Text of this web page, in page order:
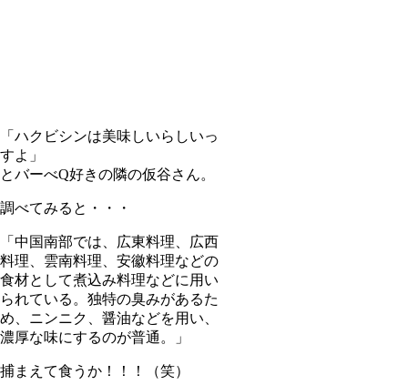
「ハクビシンは美味しいらしいっ
すよ」
とバーべQ好きの隣の仮谷さん。
調べてみると・・・
「中国南部では、広東料理、広西
料理、雲南料理、安徽料理などの
食材として煮込み料理などに用い
られている。独特の臭みがあるた
め、ニンニク、醤油などを用い、
濃厚な味にするのが普通。」
捕まえて食うか！！！（笑）